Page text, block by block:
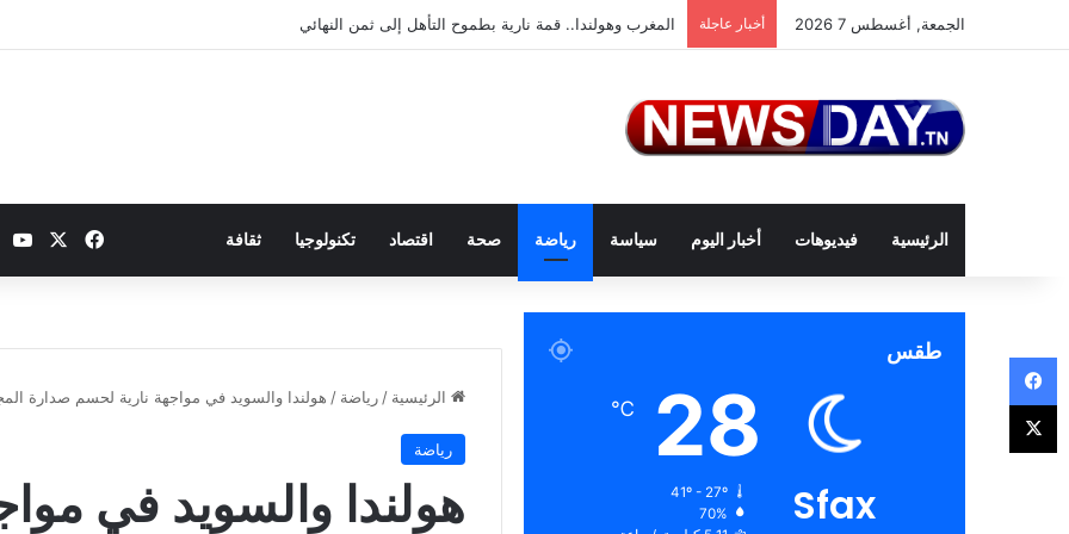
الجمعة, أغسطس 7 2026 أخبار عاجلة المغرب وهولندا.. قمة نارية بطموح التأهل إلى ثمن النهائي
الرئيسية فيديوهات أخبار اليوم سياسة رياضة صحة اقتصاد تكنولوجيا ثقافة فيسبوك
الرئيسية / رياضة / هولندا والسويد في مواجهة نارية لحسم صدارة
رياضة
هولندا والسويد في
طقس
Sfax
28
℃
41º - 27º
70%
فيسبوك
‫X